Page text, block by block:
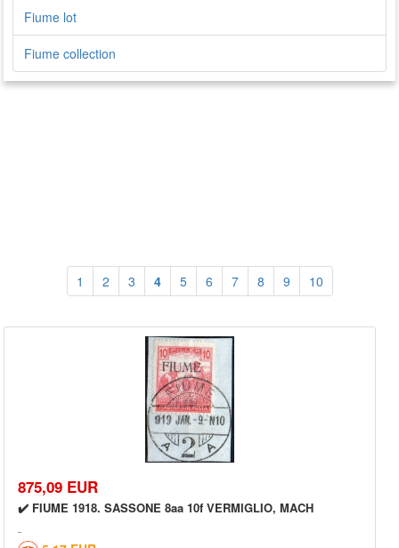
Fiume lot
Fiume collection
1 2 3 4 5 6 7 8 9 10
875,09 EUR
✔️ FIUME 1918. SASSONE 8aa 10f VERMIGLIO, MACH